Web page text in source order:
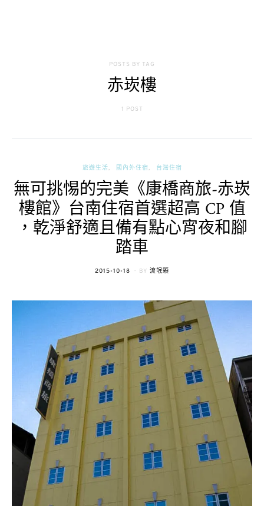
POSTS BY TAG
赤崁樓
1 POST
旅遊生活 國內外住宿 台灣住宿
無可挑惕的完美《康橋商旅-赤崁
樓館》台南住宿首選超高 CP 值
，乾淨舒適且備有點心宵夜和腳
踏車
POSTED
2015-10-18 BY 流氓顆